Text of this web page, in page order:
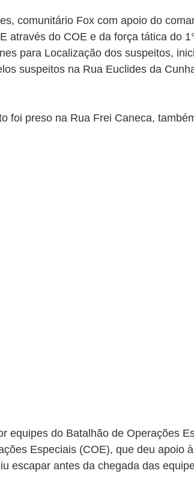
comunitário Fox com apoio do
através do COE e da força tática do
para Localização dos suspeitos,
suspeitos na Rua Euclides da
foi preso na Rua Frei Caneca,
equipes do Batalhão de Operações
Especiais (COE), que deu apoio à
escapar antes da chegada das